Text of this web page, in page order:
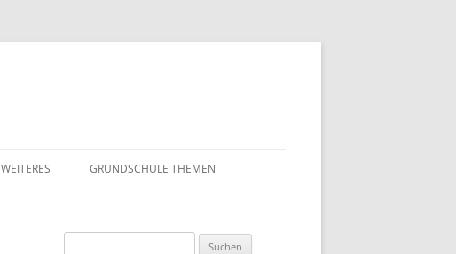
WEITERES GRUNDSCHULE THEMEN